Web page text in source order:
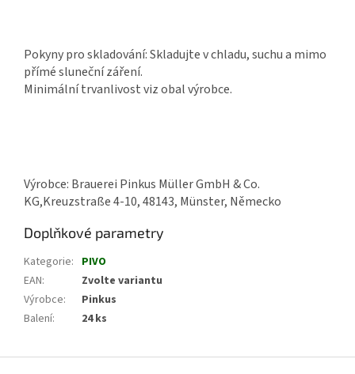
Pokyny pro skladování: Skladujte v chladu, suchu a mimo
přímé sluneční záření.
Minimální trvanlivost viz obal výrobce.
Výrobce: Brauerei Pinkus Müller GmbH & Co.
KG,Kreuzstraße 4-10, 48143, Münster, Německo
Doplňkové parametry
Kategorie: PIVO
EAN:
Zvolte variantu
Výrobce:
Pinkus
Balení: 24 ks